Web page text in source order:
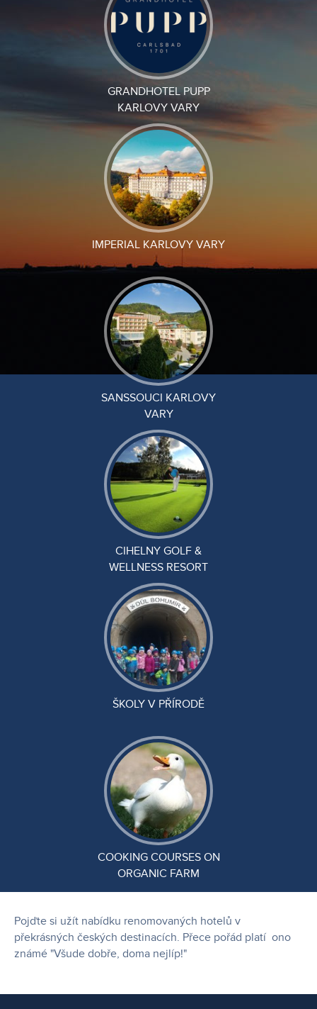
GRANDHOTEL PUPP
KARLOVY VARY
IMPERIAL KARLOVY VARY
SANSSOUCI KARLOVY
VARY
CIHELNY GOLF &
WELLNESS RESORT
ŠKOLY V PŘÍRODĚ
COOKING COURSES ON
ORGANIC FARM
Pojďte si užít nabídku renomovaných hotelů v
překrásných českých destinacích. Přece pořád platí ono
známé "Všude dobře, doma nejlíp!"